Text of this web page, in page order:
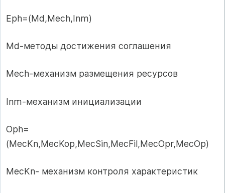
Eph=(Md,Mech,Inm)
Md-методы достижения соглашения
Mech-механизм размещения ресурсов
Inm-механизм инициализации
Oph=
(MecKn,MecKop,MecSin,MecFil,MecOpr,MecOp)
MecKn- механизм контроля характеристик